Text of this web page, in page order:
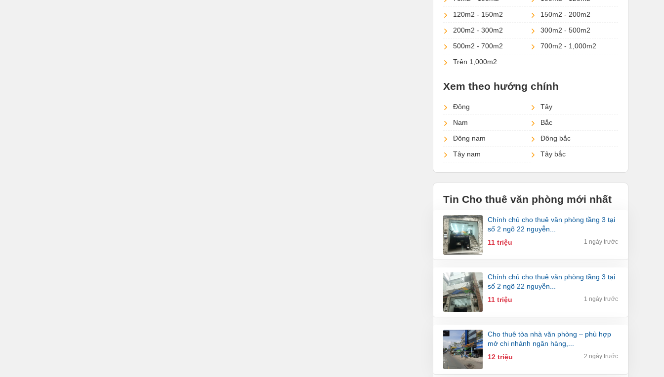
120m2 - 150m2
150m2 - 200m2
200m2 - 300m2
300m2 - 500m2
500m2 - 700m2
700m2 - 1,000m2
Trên 1,000m2
Xem theo hướng chính
Đông
Tây
Nam
Bắc
Đông nam
Đông bắc
Tây nam
Tây bắc
Tin Cho thuê văn phòng mới nhất
chính chủ cho thuê văn phòng tầng 3 tại
số 2 ngõ 22 nguyễn...
11 triệu
1 ngày trước
chính chủ cho thuê văn phòng tầng 3 tại
số 2 ngõ 22 nguyễn...
11 triệu
1 ngày trước
cho thuê tòa nhà văn phòng – phù hợp
mở chi nhánh ngân hàng,...
12 triệu
2 ngày trước